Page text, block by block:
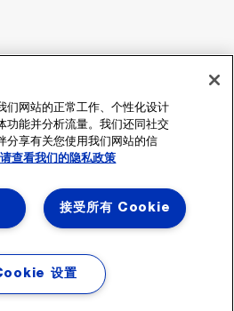
们网站的正常工作、个性化设计
功能并分析流量。我们还同社交
分享有关您使用我们网站的信
查看我们的隐私政策
接受所有 Cookie
设置